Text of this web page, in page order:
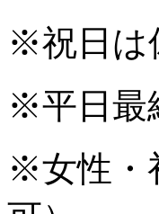
※祝日は
※平日最
※女性・